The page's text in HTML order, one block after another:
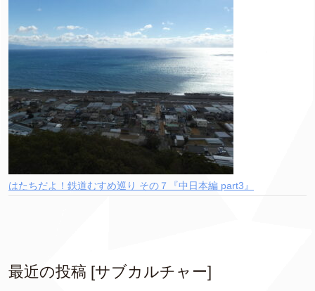
はたちだよ！鉄道むすめ巡り その７『中日本編 part3』
最近の投稿 [サブカルチャー]